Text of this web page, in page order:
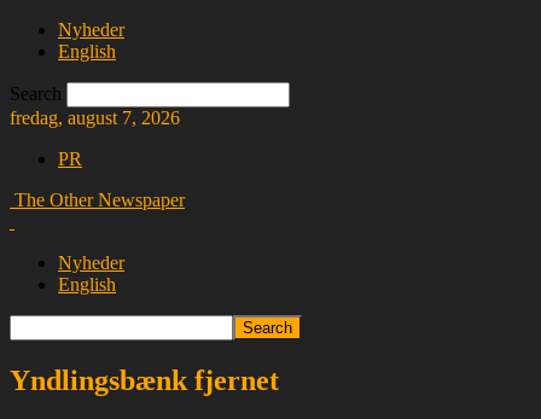
Nyheder
English
Search
fredag, august 7, 2026
PR
The Other Newspaper
Nyheder
English
Yndlingsbænk fjernet